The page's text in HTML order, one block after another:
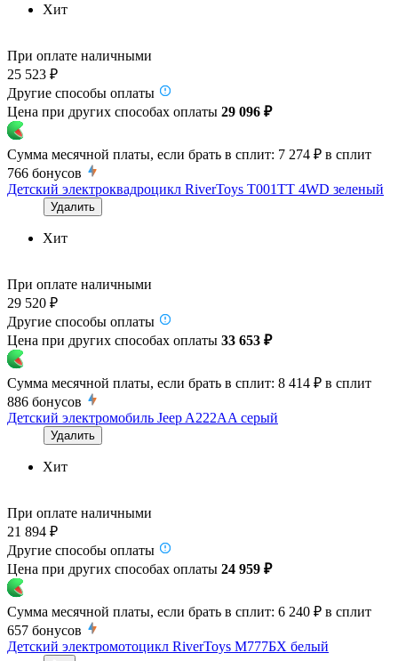
Хит
При оплате наличными
25 523 ₽
Другие способы оплаты
Цена при других способах оплаты 29 096 ₽
Сумма месячной платы, если брать в сплит: 7 274 ₽ в сплит
766 бонусов
Детский электроквадроцикл RiverToys T001TT 4WD зеленый
Удалить
Хит
При оплате наличными
29 520 ₽
Другие способы оплаты
Цена при других способах оплаты 33 653 ₽
Сумма месячной платы, если брать в сплит: 8 414 ₽ в сплит
886 бонусов
Детский электромобиль Jeep A222AA серый
Удалить
Хит
При оплате наличными
21 894 ₽
Другие способы оплаты
Цена при других способах оплаты 24 959 ₽
Сумма месячной платы, если брать в сплит: 6 240 ₽ в сплит
657 бонусов
Детский электромотоцикл RiverToys М777БХ белый